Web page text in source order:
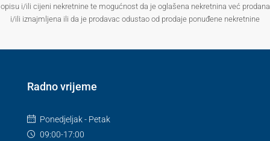
opisu i/ili cijeni nekretnine te mogućnost da je oglašena nekretnina već prodana
i/ili iznajmljena ili da je prodavac odustao od prodaje ponuđene nekretnine
Radno vrijeme
Ponedjeljak - Petak
09:00-17:00